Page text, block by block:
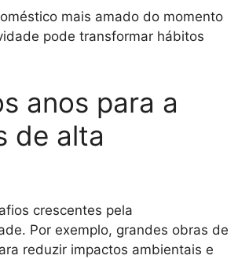
mais amado do momento
pode transformar hábitos
anos para a
de alta
crescentes pela
Por exemplo, grandes obras de
reduzir impactos ambientais e